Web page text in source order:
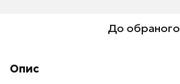
До обраного
Опис